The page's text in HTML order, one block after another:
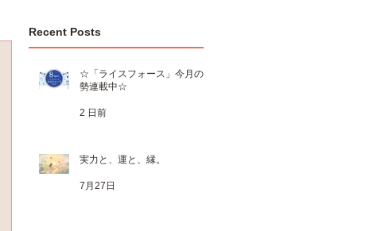
Recent Posts
☆「ライスフォース」今月の運
勢連載中☆
2 日前
実力と、運と、縁。
7月27日